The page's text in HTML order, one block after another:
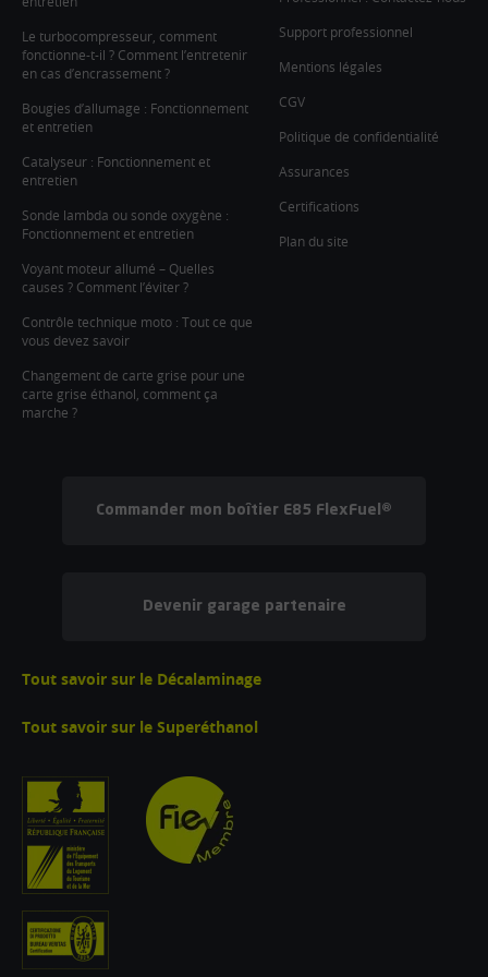
Le turbocompresseur, comment
fonctionne-t-il ? Comment l’entretenir
en cas d’encrassement ?
Bougies d’allumage : Fonctionnement
et entretien
Catalyseur : Fonctionnement et
entretien
Sonde lambda ou sonde oxygène :
Fonctionnement et entretien
Voyant moteur allumé – Quelles
causes ? Comment l’éviter ?
Contrôle technique moto : Tout ce que
vous devez savoir
Changement de carte grise pour une
carte grise éthanol, comment ça
marche ?
Support professionnel
Mentions légales
CGV
Politique de confidentialité
Assurances
Certifications
Plan du site
Commander mon boîtier E85 FlexFuel®
Devenir garage partenaire
Tout savoir sur le Décalaminage
Tout savoir sur le Superéthanol